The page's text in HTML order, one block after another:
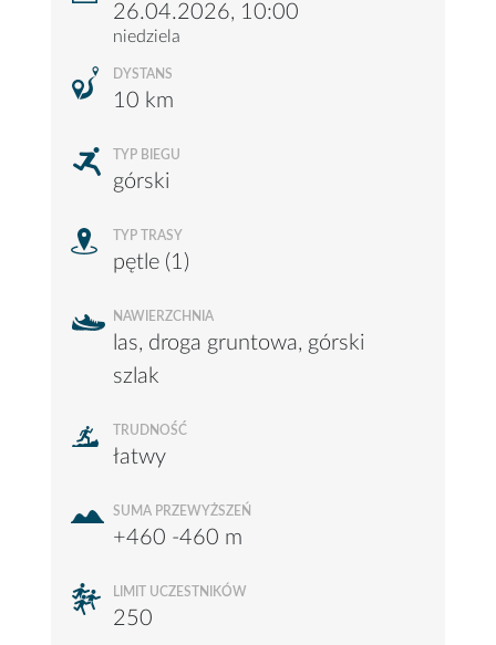
26.04.2026, 10:00
niedziela
DYSTANS
10 km
TYP BIEGU
górski
TYP TRASY
pętle (1)
NAWIERZCHNIA
las, droga gruntowa, górski
szlak
TRUDNOŚĆ
łatwy
SUMA PRZEWYŻSZEŃ
+460 -460 m
LIMIT UCZESTNIKÓW
250